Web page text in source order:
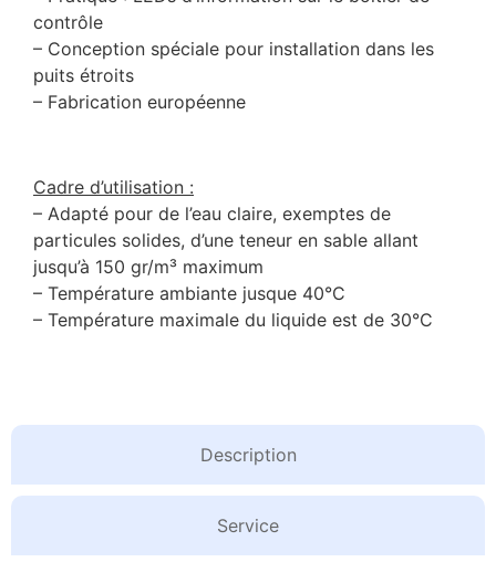
Description
Service
contrôle
– Conception spéciale pour installation dans les
puits étroits
– Fabrication européenne
Cadre d’utilisation :
– Adapté pour de l’eau claire, exemptes de
particules solides, d’une teneur en sable allant
jusqu’à 150 gr/m³ maximum
– Température ambiante jusque 40°C
– Température maximale du liquide est de 30°C